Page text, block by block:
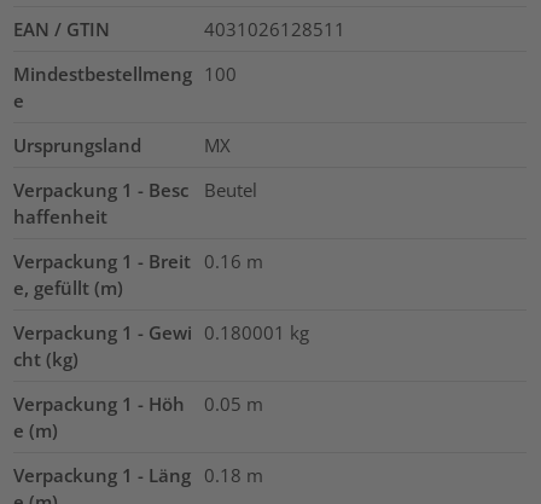
EAN / GTIN
4031026128511
Mindestbestellmeng
e
100
Ursprungsland
MX
Verpackung 1 - Besc
haffenheit
Beutel
Verpackung 1 - Breit
e, gefüllt (m)
0.16 m
Verpackung 1 - Gewi
cht (kg)
0.180001 kg
Verpackung 1 - Höh
e (m)
0.05 m
Verpackung 1 - Läng 0.18 m